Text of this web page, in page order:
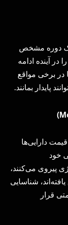
یک دوره مشخص
در آینده ادامه
در برخی مواقع
پایدار بمانند.
)
دارایی‌ها
خود
پیروی می‌کنند،
شناسایی
قرار